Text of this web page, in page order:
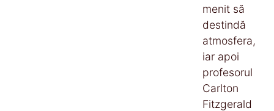
menit să
destindă
atmosfera,
iar apoi
profesorul
Carlton
Fitzgerald